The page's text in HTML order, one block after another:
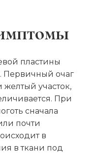
пластины
Первичный очаг
участок,
При
сначала
почти
в
в ткани под